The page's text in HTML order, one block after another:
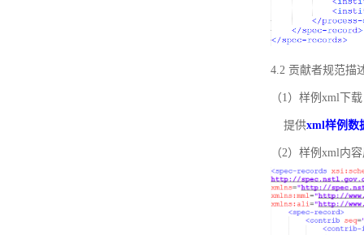
4.2 贡献者规范描
（1）样例xml下载
提供xml样例数
（2）样例xml内